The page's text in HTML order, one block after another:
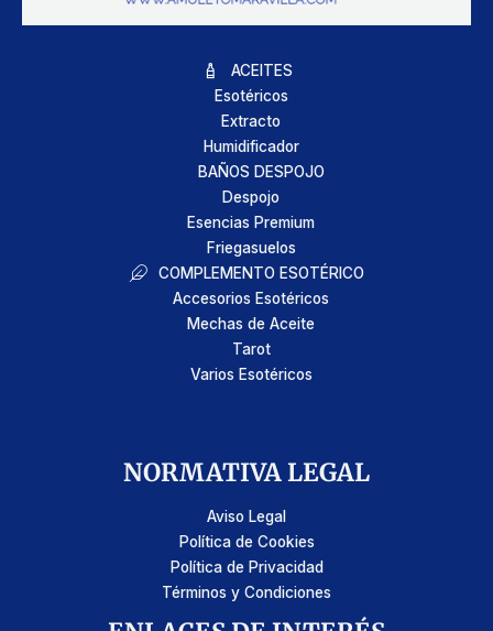
ACEITES
Esotéricos
Extracto
Humidificador
BAÑOS DESPOJO
Despojo
Esencias Premium
Friegasuelos
COMPLEMENTO ESOTÉRICO
Accesorios Esotéricos
Mechas de Aceite
Tarot
Varios Esotéricos
NORMATIVA LEGAL
Aviso Legal
Política de Cookies
Política de Privacidad
Términos y Condiciones